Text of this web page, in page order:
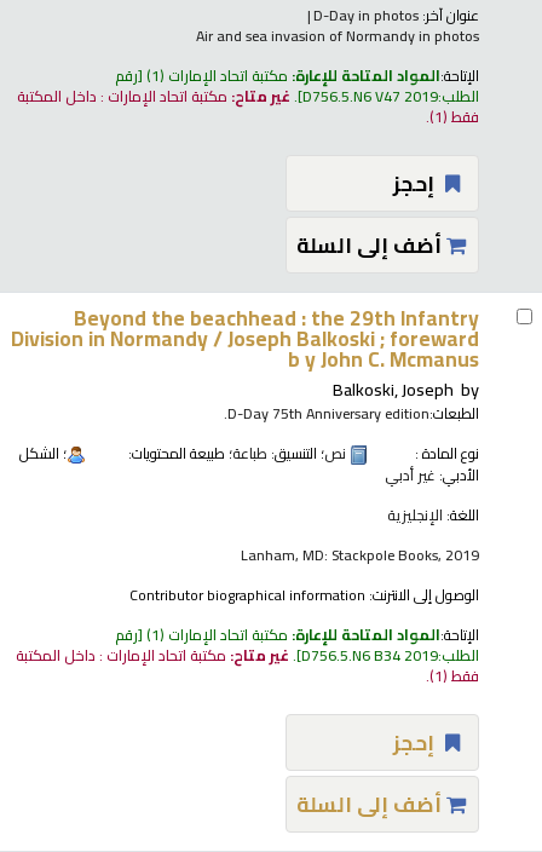
عنوان آخر:D-Day in photos
Air and sea invasion of Normandy in photos
الإتاحة:المواد المتاحة للإعارة: مكتبة اتحاد الإمارات (1) رقم
الطلب:D756.5.N6 V47 2019
.غير متاح: مكتبة اتحاد الإمارات : داخل المكتبة
فقط(1).
إحجز
أضف إلى السلة
Beyond the beachhead : the 29th Infantry
Division in Normandy /Joseph Balkoski ; foreward
b y John C. Mcmanus
by
Balkoski, Joseph
الطبعات:D-Day 75th Anniversary edition.
نوع المادة :
نص؛ التنسيق: طباعة؛ طبيعة المحتويات: ؛ الشكل
الأدبي: غير أدبي
اللغة: الإنجليزية
Lanham, MD: Stackpole Books, 2019
الوصول إلى الانترنت: Contributor biographical information
الإتاحة:المواد المتاحة للإعارة: مكتبة اتحاد الإمارات (1) رقم
الطلب:D756.5.N6 B34 2019
.غير متاح: مكتبة اتحاد الإمارات : داخل المكتبة
فقط(1).
إحجز
أضف إلى السلة